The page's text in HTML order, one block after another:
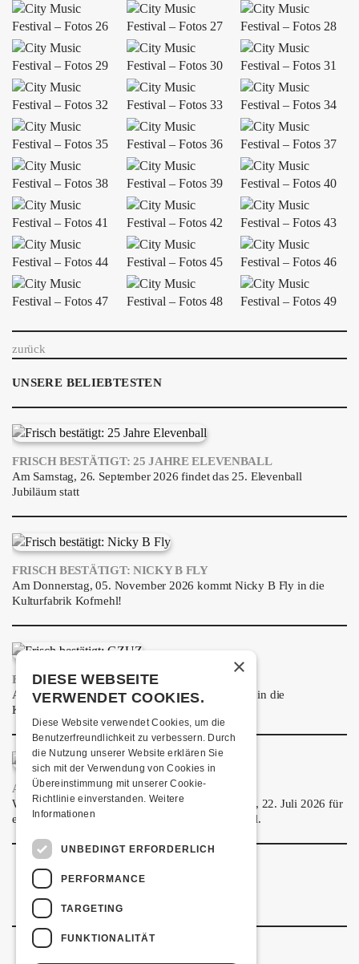
zurück
UNSERE BELIEBTESTEN
FRISCH BESTÄTIGT: 25 JAHRE ELEVENBALL
Am Samstag, 26. September 2026 findet das 25. Elevenball
Jubiläum statt
FRISCH BESTÄTIGT: NICKY B FLY
Am Donnerstag, 05. November 2026 kommt Nicky B Fly in die
Kulturfabrik Kofmehl!
FRISCH BESTÄTIGT: GZUZ
Am Donnerstag, 29. Oktober 2026 kommt GZUZ in die
Kulturfabrik Kofmehl!
AIRBOURNE - SPECIAL SUMMER SHOW
Wow, das ist ein Ding! Airbourne kommen am MI, 22. Juli 2026 für
eine exklusive Special Summer Show ins Kofmehl.
×
DIESE WEBSEITE
VERWENDET COOKIES.
Diese Website verwendet Cookies, um die
Benutzerfreundlichkeit zu verbessern. Durch
die Nutzung unserer Website erklären Sie
sich mit der Verwendung von Cookies in
Übereinstimmung mit unserer Cookie-
Richtlinie einverstanden. Weitere
Informationen
UNBEDINGT ERFORDERLICH
PERFORMANCE
TARGETING
FUNKTIONALITÄT